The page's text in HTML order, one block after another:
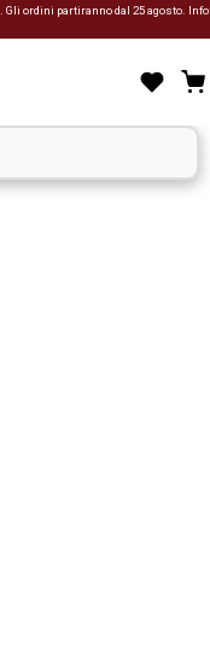
. Gli ordini partiranno dal 25 agosto. Info: